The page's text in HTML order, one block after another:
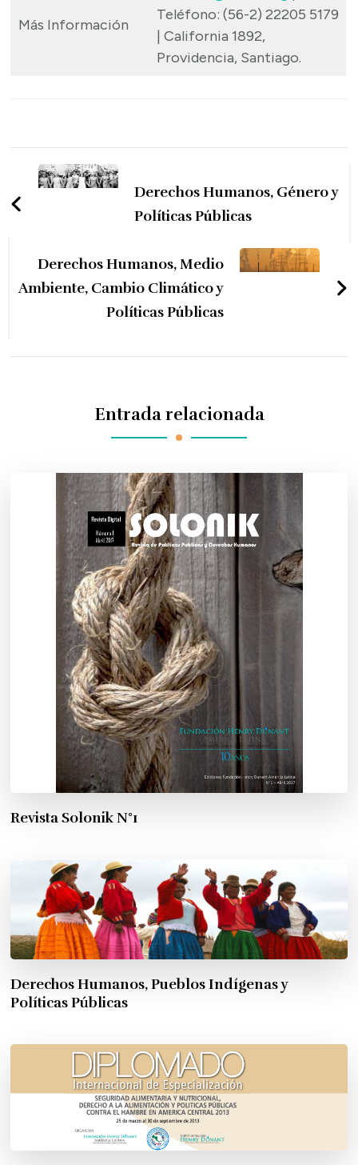
Más Información
Teléfono: (56-2) 22205 5179
| California 1892,
Providencia, Santiago.
Navegación
de
entradas
Derechos Humanos, Género y
Políticas Públicas
Derechos Humanos, Medio
Ambiente, Cambio Climático y
Políticas Públicas
Entrada relacionada
Revista Solonik N°1
Derechos Humanos, Pueblos Indígenas y
Políticas Públicas